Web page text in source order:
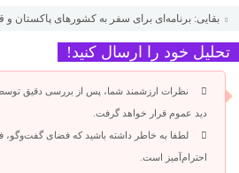
بقایی: برنامه‌ای برای سفر به کشورهای پاکستان و
تحلیل خود را ارسال کنید!
نظرات ارزشمند شما، پس از بررسی دقیق
دید عموم قرار خواهد گرفت.
لطفا به خاطر داشته باشید که فضای گفت‌وگو،
احترام‌آمیز است.